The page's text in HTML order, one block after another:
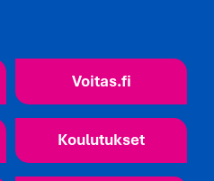
Voitas.fi
Koulutukset